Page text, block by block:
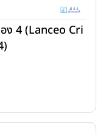
ง 4 (Lanceo Cri